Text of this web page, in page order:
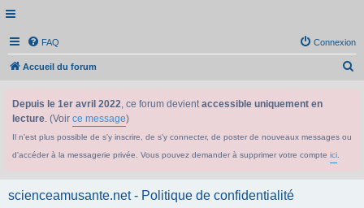
FAQ Connexion
Accueil du forum
Depuis le 1er avril 2022, ce forum devientaccessible uniquement en
lecture. (Voir ce message)
Il n'est plus possible de s'y inscrire, de s'y connecter, de poster de nouveaux messages ou
d'accéder à la messagerie privée. Vous pouvez demander à supprimer votre compte ici
scienceamusante.net - Politique de confidentialité